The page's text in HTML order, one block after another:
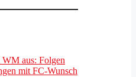
WM aus: Folgen
mit FC-Wunsch